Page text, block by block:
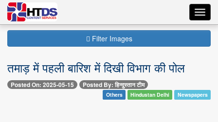
Filter Images
तमाड़ में पहली बारिश में दिखी विभाग की पोल
Posted On: 2025-05-15 Posted By: हिन्दुस्तान टीम
Others Hindustan Delhi Newspapers